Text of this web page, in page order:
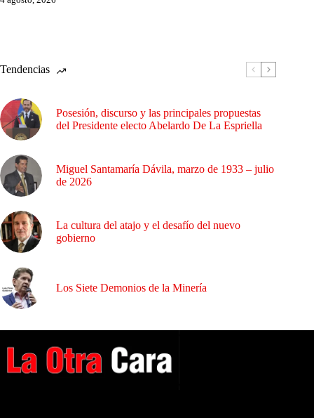
Tendencias
Posesión, discurso y las principales propuestas
del Presidente electo Abelardo De La Espriella
Miguel Santamaría Dávila, marzo de 1933 – julio
de 2026
La cultura del atajo y el desafío del nuevo
gobierno
Los Siete Demonios de la Minería